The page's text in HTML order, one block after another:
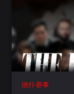
德扑赛事